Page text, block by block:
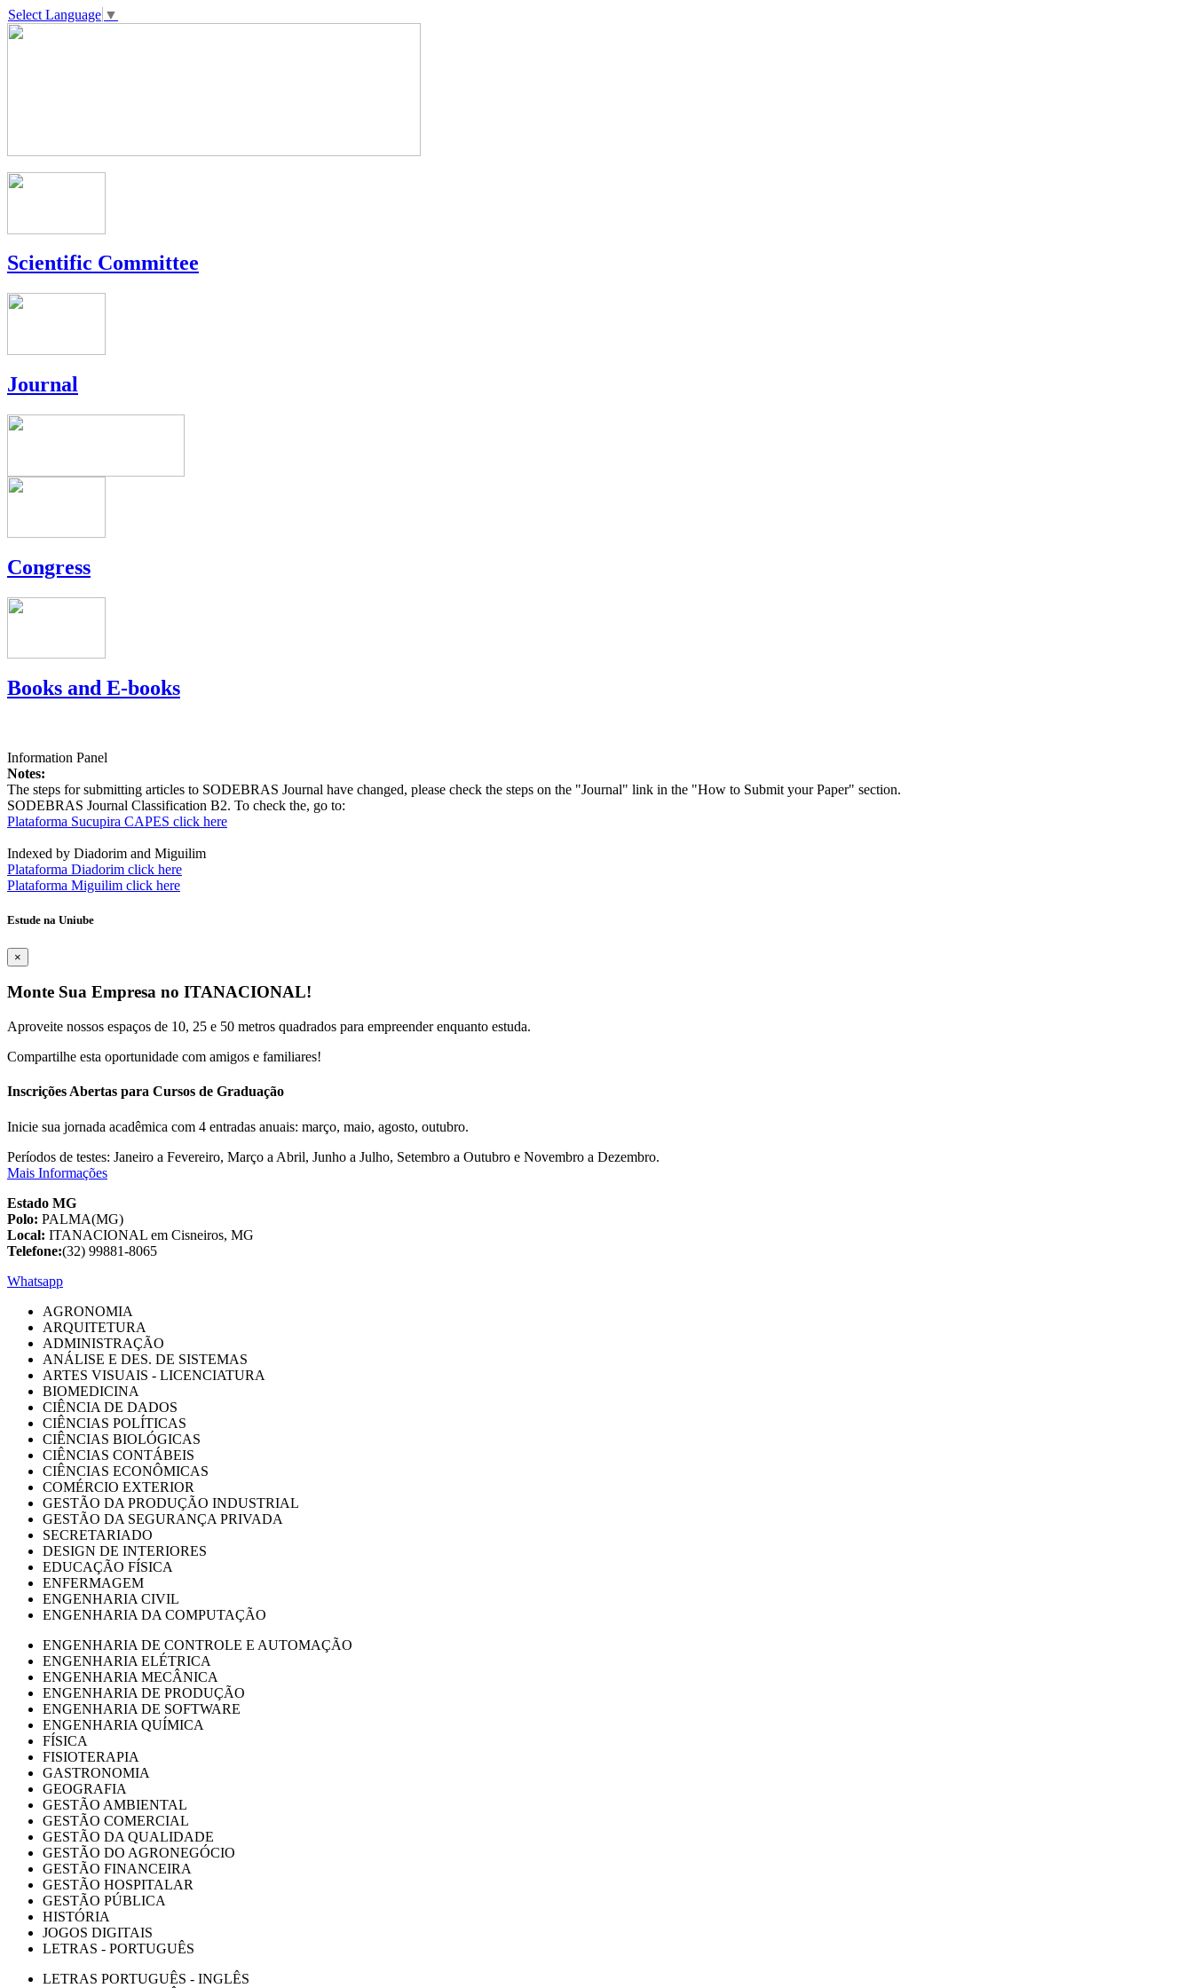
Select Language ▼
Scientific Committee
Journal
Congress
Books and E-books
Information Panel
Notes:
The steps for submitting articles to SODEBRAS Journal have changed, please check the steps on the "Journal" link in the "How to Submit your Paper" section.
SODEBRAS Journal Classification B2. To check the, go to:
Plataforma Sucupira CAPES click here
Indexed by Diadorim and Miguilim
Plataforma Diadorim click here
Plataforma Miguilim click here
Estude na Uniube
×
Monte Sua Empresa no ITANACIONAL!
Aproveite nossos espaços de 10, 25 e 50 metros quadrados para empreender enquanto estuda.
Compartilhe esta oportunidade com amigos e familiares!
Inscrições Abertas para Cursos de Graduação
Inicie sua jornada acadêmica com 4 entradas anuais: março, maio, agosto, outubro.
Períodos de testes: Janeiro a Fevereiro, Março a Abril, Junho a Julho, Setembro a Outubro e Novembro a Dezembro.
Mais Informações
Estado MG
Polo: PALMA(MG)
Local: ITANACIONAL em Cisneiros, MG
Telefone:(32) 99881-8065
Whatsapp
AGRONOMIA
ARQUITETURA
ADMINISTRAÇÃO
ANÁLISE E DES. DE SISTEMAS
ARTES VISUAIS - LICENCIATURA
BIOMEDICINA
CIÊNCIA DE DADOS
CIÊNCIAS POLÍTICAS
CIÊNCIAS BIOLÓGICAS
CIÊNCIAS CONTÁBEIS
CIÊNCIAS ECONÔMICAS
COMÉRCIO EXTERIOR
GESTÃO DA PRODUÇÃO INDUSTRIAL
GESTÃO DA SEGURANÇA PRIVADA
SECRETARIADO
DESIGN DE INTERIORES
EDUCAÇÃO FÍSICA
ENFERMAGEM
ENGENHARIA CIVIL
ENGENHARIA DA COMPUTAÇÃO
ENGENHARIA DE CONTROLE E AUTOMAÇÃO
ENGENHARIA ELÉTRICA
ENGENHARIA MECÂNICA
ENGENHARIA DE PRODUÇÃO
ENGENHARIA DE SOFTWARE
ENGENHARIA QUÍMICA
FÍSICA
FISIOTERAPIA
GASTRONOMIA
GEOGRAFIA
GESTÃO AMBIENTAL
GESTÃO COMERCIAL
GESTÃO DA QUALIDADE
GESTÃO DO AGRONEGÓCIO
GESTÃO FINANCEIRA
GESTÃO HOSPITALAR
GESTÃO PÚBLICA
HISTÓRIA
JOGOS DIGITAIS
LETRAS - PORTUGUÊS
LETRAS PORTUGUÊS - INGLÊS